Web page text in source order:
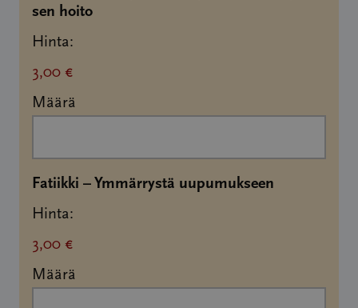
sen hoitoMäärä
Hinta:
3,00 €
Määrä
Fatiikki – Ymmärrystä uupumukseen
Hinta:
3,00 €
Määrä